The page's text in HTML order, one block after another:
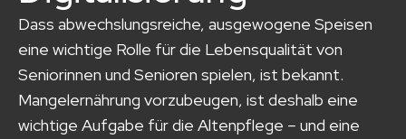
Dass abwechslungsreiche, ausgewogene Speisen
eine wichtige Rolle für die Lebensqualität von
Seniorinnen und Senioren spielen, ist bekannt.
Mangelernährung vorzubeugen, ist deshalb eine
wichtige Aufgabe für die Altenpflege – und eine